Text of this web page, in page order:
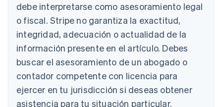
debe interpretarse como asesoramiento legal
o fiscal. Stripe no garantiza la exactitud,
integridad, adecuación o actualidad de la
información presente en el artículo. Debes
buscar el asesoramiento de un abogado o
contador competente con licencia para
ejercer en tu jurisdicción si deseas obtener
asistencia para tu situación particular.